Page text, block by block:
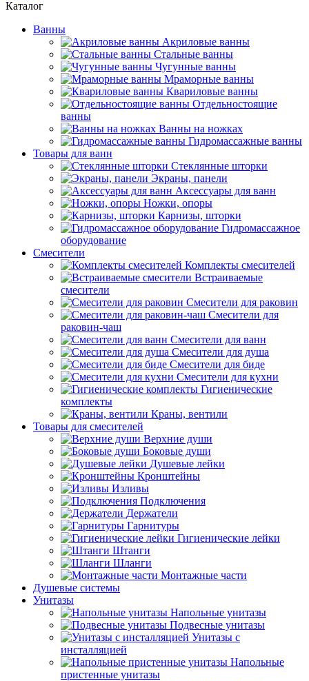
Каталог
Ванны
Акриловые ванны
Стальные ванны
Чугунные ванны
Мраморные ванны
Квариловые ванны
Отдельностоящие
ванны
Ванны на ножках
Гидромассажные ванны
Товары для ванн
Стеклянные шторки
Экраны, панели
Аксессуары для ванн
Ножки, опоры
Карнизы, шторки
Гидромассажное
оборудование
Смесители
Комплекты смесителей
Встраиваемые
смесители
Смесители для раковин
Смесители для
раковин-чаш
Смесители для ванн
Смесители для душа
Смесители для биде
Смесители для кухни
Гигиенические
комплекты
Краны, вентили
Товары для смесителей
Верхние души
Боковые души
Душевые лейки
Кронштейны
Изливы
Подключения
Держатели
Гарнитуры
Гигиенические лейки
Штанги
Шланги
Монтажные части
Душевые системы
Унитазы
Напольные унитазы
Подвесные унитазы
Унитазы с
инсталляцией
Напольные
пристенные унитазы